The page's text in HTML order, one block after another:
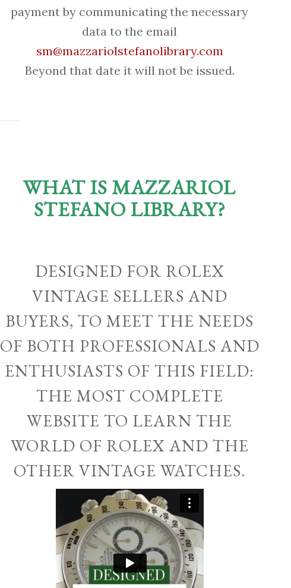
payment by communicating the necessary
data to the email
sm@mazzariolstefanolibrary.com
Beyond that date it will not be issued.
WHAT IS MAZZARIOL
STEFANO LIBRARY?
DESIGNED FOR ROLEX
VINTAGE SELLERS AND
BUYERS, TO MEET THE NEEDS
OF BOTH PROFESSIONALS AND
ENTHUSIASTS OF THIS FIELD:
THE MOST COMPLETE
WEBSITE TO LEARN THE
WORLD OF ROLEX AND THE
OTHER VINTAGE WATCHES.